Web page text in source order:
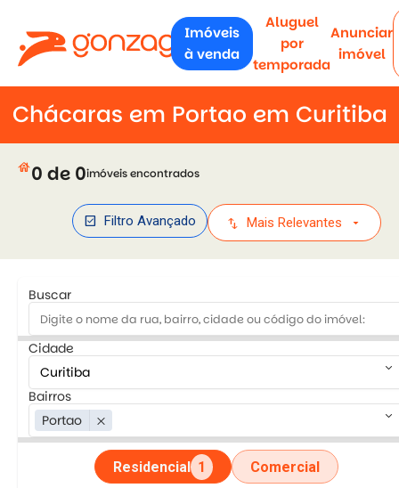
Imóveis
à venda
Aluguel
por
temporada
Anunciar
imóvel
Chácaras em Portao em Curitiba
house0 de 0imóveis encontrados
check_box Filtro Avançado swap_vert Mais Relevantes arrow_drop_down
Buscar
Cidade
keyboard_arrow_down
Bairros
Portao
close keyboard_arrow_down
Residencial 1 Comercial